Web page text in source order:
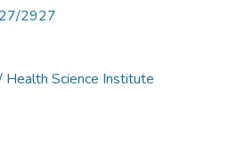
2927
Health Science Institute